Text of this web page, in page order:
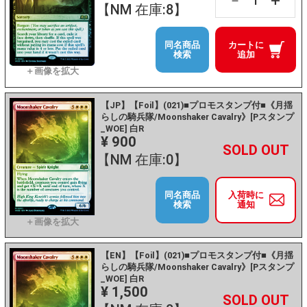
【NM 在庫:8】
カートに
追加
同名商品
検索
【JP】【Foil】(021)■プロモスタンプ付■《月揺
らしの騎兵隊/Moonshaker Cavalry》[Pスタンプ
_WOE] 白R
¥ 900
【NM 在庫:0】
－ +
入荷時に
通知
同名商品
検索
【EN】【Foil】(021)■プロモスタンプ付■《月揺
らしの騎兵隊/Moonshaker Cavalry》[Pスタンプ
_WOE] 白R
¥ 1,500
－ +